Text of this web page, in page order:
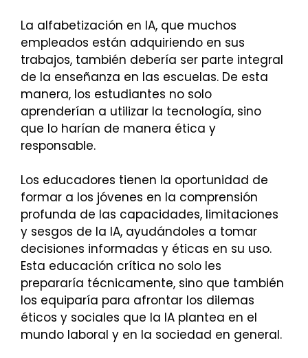
La alfabetización en IA, que muchos
empleados están adquiriendo en sus
trabajos, también debería ser parte integral
de la enseñanza en las escuelas. De esta
manera, los estudiantes no solo
aprenderían a utilizar la tecnología, sino
que lo harían de manera ética y
responsable.
Los educadores tienen la oportunidad de
formar a los jóvenes en la comprensión
profunda de las capacidades, limitaciones
y sesgos de la IA, ayudándoles a tomar
decisiones informadas y éticas en su uso.
Esta educación crítica no solo les
prepararía técnicamente, sino que también
los equiparía para afrontar los dilemas
éticos y sociales que la IA plantea en el
mundo laboral y en la sociedad en general.